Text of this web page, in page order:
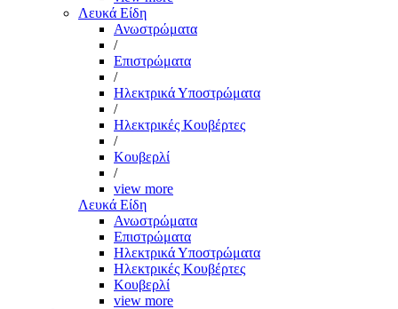
Λευκά Είδη
Ανωστρώματα
/
Επιστρώματα
/
Ηλεκτρικά Υποστρώματα
/
Ηλεκτρικές Κουβέρτες
/
Κουβερλί
/
view more
Λευκά Είδη
Ανωστρώματα
Επιστρώματα
Ηλεκτρικά Υποστρώματα
Ηλεκτρικές Κουβέρτες
Κουβερλί
view more